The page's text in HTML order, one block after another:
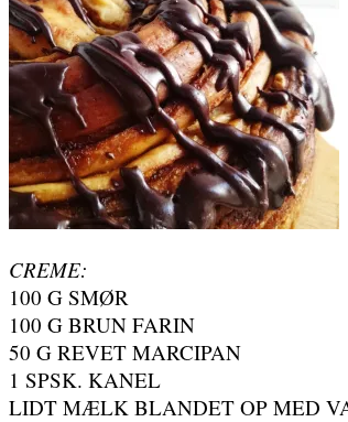
CREME:
100 G SMØR
100 G BRUN FARIN
50 G REVET MARCIPAN
1 SPSK. KANEL
LIDT MÆLK BLANDET OP MED